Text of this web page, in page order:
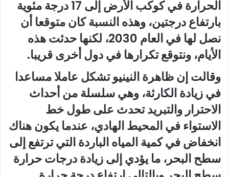
الحرارة في كوكب الأرض إلى 17 درجة مئوية
بارتفاع درجتين، وهذه النسبة كان متوقعا أن
نصل لها في العام 2030، لكنها حدثت هذه
الأيام، ونتوقع تكرارها في دول أخرى قريبا.
وقالت إن ظاهرة النينيو تشكل عاملا مساعدا
في زيادة الكارثة، وهي سلسلة من أحداث
الاحترار والتبريد تحدث على طول خط
الاستواء في المحيط الهادي، عندما يكون هناك
انخفاض في كمية المياه الباردة التي ترتفع إلى
سطح البحر، ما يؤدي إلى زيادة درجات حرارة